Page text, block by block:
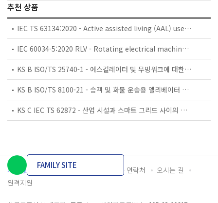
추천 상품
IEC TS 63134:2020 - Active assisted living (AAL) use cases
IEC 60034-5:2020 RLV - Rotating electrical machines - Part 5: Degrees of protection provided by the integral design of rotating electrical machines (IP code) - Classification
KS B ISO/TS 25740-1 - 에스컬레이터 및 무빙워크에 대한 안전요건 — 제1부: 세계공통 필수 안전요건(GESRs)
KS B ISO/TS 8100-21 - 승객 및 화물 운송용 엘리베이터 —제21부: 세계공통 필수안전요건(GESRs)을 충족하는 세계공통 안전 파라미터(GSPs)
KS C IEC TS 62872 - 산업 시설과 스마트 그리드 사이의 산업 공정 측정, 제어 및 자동화 시스템 인터페이스
개인정보처리방침 이용약관 담당자 연락처
오시는 길
원격지원
FAMILY SITE